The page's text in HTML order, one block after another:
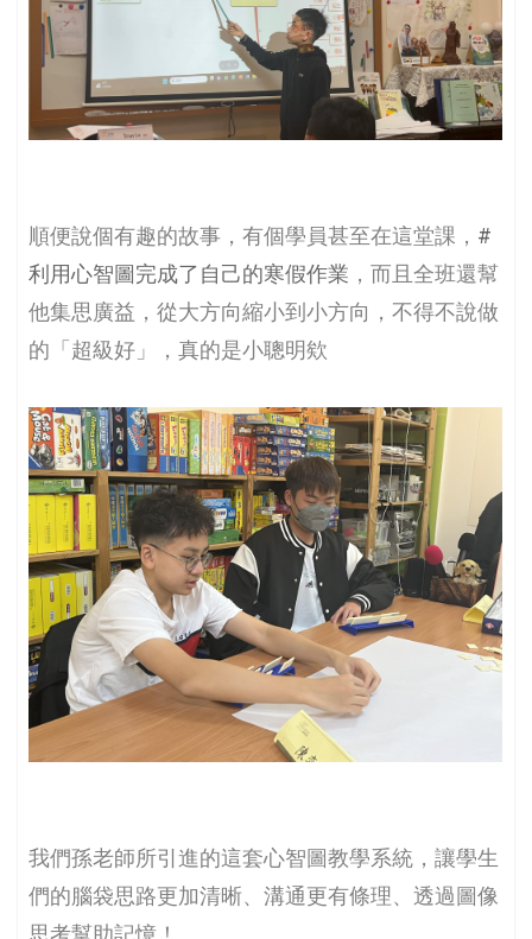
順便說個有趣的故事，有個學員甚至在這堂課， #
利用心智圖完成了自己的寒假作業 ，而且全班還幫
他集思廣益，從大方向縮小到小方向，不得不說做
的「超級好」，真的是小聰明欸
我們孫老師所引進的這套心智圖教學系統，讓學生
們的腦袋思路更加清晰、溝通更有條理、透過圖像
思考幫助記憶！